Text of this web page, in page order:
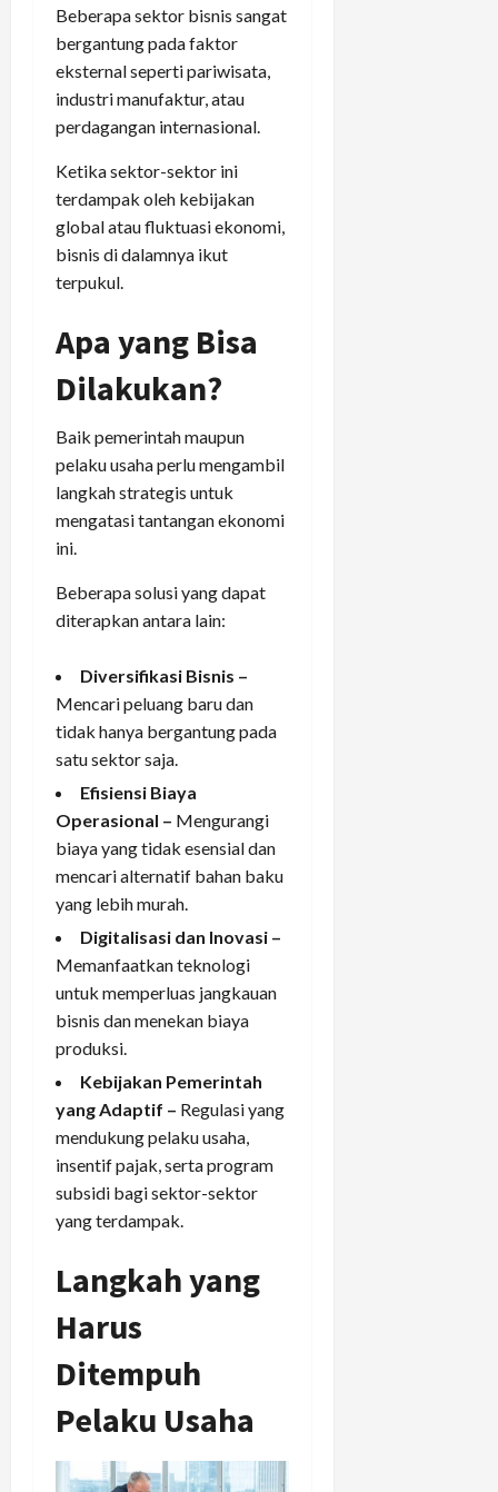
Beberapa sektor bisnis sangat
bergantung pada faktor
eksternal seperti pariwisata,
industri manufaktur, atau
perdagangan internasional.
Ketika sektor-sektor ini
terdampak oleh kebijakan
global atau fluktuasi ekonomi,
bisnis di dalamnya ikut
terpukul.
Apa yang Bisa
Dilakukan?
Baik pemerintah maupun
pelaku usaha perlu mengambil
langkah strategis untuk
mengatasi tantangan ekonomi
ini.
Beberapa solusi yang dapat
diterapkan antara lain:
Diversifikasi Bisnis –
Mencari peluang baru dan
tidak hanya bergantung pada
satu sektor saja.
Efisiensi Biaya
Operasional – Mengurangi
biaya yang tidak esensial dan
mencari alternatif bahan baku
yang lebih murah.
Digitalisasi dan Inovasi –
Memanfaatkan teknologi
untuk memperluas jangkauan
bisnis dan menekan biaya
produksi.
Kebijakan Pemerintah
yang Adaptif – Regulasi yang
mendukung pelaku usaha,
insentif pajak, serta program
subsidi bagi sektor-sektor
yang terdampak.
Langkah yang
Harus
Ditempuh
Pelaku Usaha